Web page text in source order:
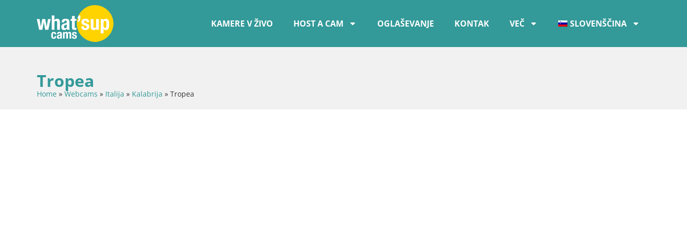
KAMERE V ŽIVO HOST A CAM OGLAŠEVANJE KONTAK VEČ SLOVENŠČINA
Tropea
Home » Webcams » Italija » Kalabrija » Tropea